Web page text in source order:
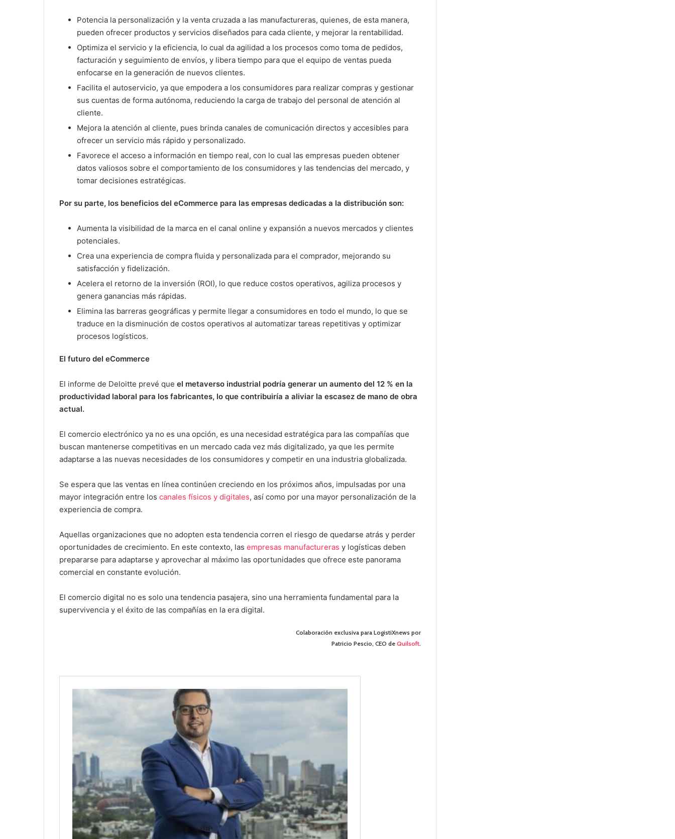
Potencia la personalización y la venta cruzada a las manufactureras, quienes, de esta manera,
pueden ofrecer productos y servicios diseñados para cada cliente, y mejorar la rentabilidad.
Optimiza el servicio y la eficiencia, lo cual da agilidad a los procesos como toma de pedidos,
facturación y seguimiento de envíos, y libera tiempo para que el equipo de ventas pueda
enfocarse en la generación de nuevos clientes.
Facilita el autoservicio, ya que empodera a los consumidores para realizar compras y gestionar
sus cuentas de forma autónoma, reduciendo la carga de trabajo del personal de atención al
cliente.
Mejora la atención al cliente, pues brinda canales de comunicación directos y accesibles para
ofrecer un servicio más rápido y personalizado.
Favorece el acceso a información en tiempo real, con lo cual las empresas pueden obtener
datos valiosos sobre el comportamiento de los consumidores y las tendencias del mercado, y
tomar decisiones estratégicas.
Por su parte, los beneficios del eCommerce para las empresas dedicadas a la distribución son:
Aumenta la visibilidad de la marca en el canal online y expansión a nuevos mercados y clientes
potenciales.
Crea una experiencia de compra fluida y personalizada para el comprador, mejorando su
satisfacción y fidelización.
Acelera el retorno de la inversión (ROI), lo que reduce costos operativos, agiliza procesos y
genera ganancias más rápidas.
Elimina las barreras geográficas y permite llegar a consumidores en todo el mundo, lo que se
traduce en la disminución de costos operativos al automatizar tareas repetitivas y optimizar
procesos logísticos.
El futuro del eCommerce
El informe de Deloitte prevé que el metaverso industrial podría generar un aumento del 12 % en la
productividad laboral para los fabricantes, lo que contribuiría a aliviar la escasez de mano de obra
actual.
El comercio electrónico ya no es una opción, es una necesidad estratégica para las compañías que
buscan mantenerse competitivas en un mercado cada vez más digitalizado, ya que les permite
adaptarse a las nuevas necesidades de los consumidores y competir en una industria globalizada.
Se espera que las ventas en línea continúen creciendo en los próximos años, impulsadas por una
mayor integración entre los canales físicos y digitales, así como por una mayor personalización de la
experiencia de compra.
Aquellas organizaciones que no adopten esta tendencia corren el riesgo de quedarse atrás y perder
oportunidades de crecimiento. En este contexto, las empresas manufactureras y logísticas deben
prepararse para adaptarse y aprovechar al máximo las oportunidades que ofrece este panorama
comercial en constante evolución.
El comercio digital no es solo una tendencia pasajera, sino una herramienta fundamental para la
supervivencia y el éxito de las compañías en la era digital.
Colaboración exclusiva para LogistiXnews por
Patricio Pescio, CEO de Quilsoft.